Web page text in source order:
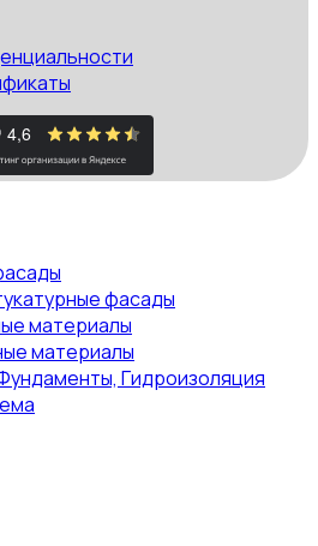
фасады
материалы
материалы
Гидроизоляция